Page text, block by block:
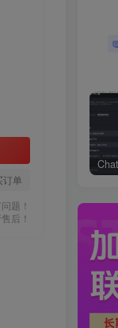
订单
题！
后！